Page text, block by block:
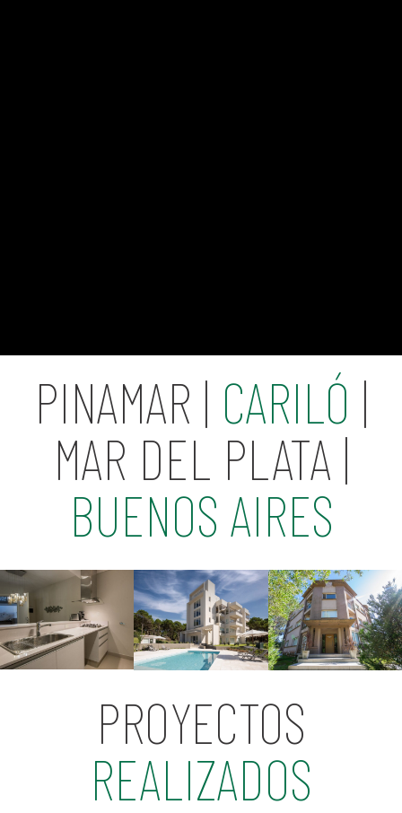
PINAMAR | CARILÓ |
MAR DEL PLATA |
BUENOS AIRES
PROYECTOS
REALIZADOS